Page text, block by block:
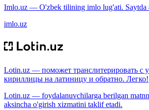
Imlo.uz — O'zbek tilining imlo lug'ati. Saytda
imlo.uz
Lotin.uz — поможет транслитерировать с
кириллицы на латиницу и обратно. Легко!
Lotin.uz — foydalanuvchilarga berilgan
aksincha o'girish xizmatini taklif etadi.